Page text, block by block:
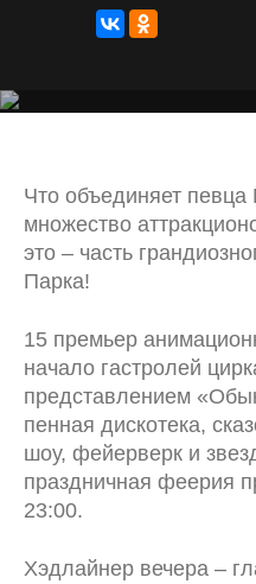
Спецпредложения
Для детей
Рестораны и
Сочи Парк
Ваше событие
Что объединяет
множество
это – часть
Парка!
15 премьер
начало гастролей
представлением
пенная дискотека,
шоу, фейерверк и
праздничная феерия
23:00.
Хэдлайнер вечера –